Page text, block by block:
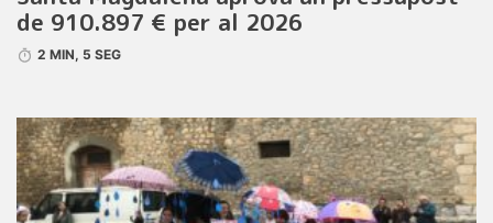
de 910.897 € per al 2026
2 MIN, 5 SEG